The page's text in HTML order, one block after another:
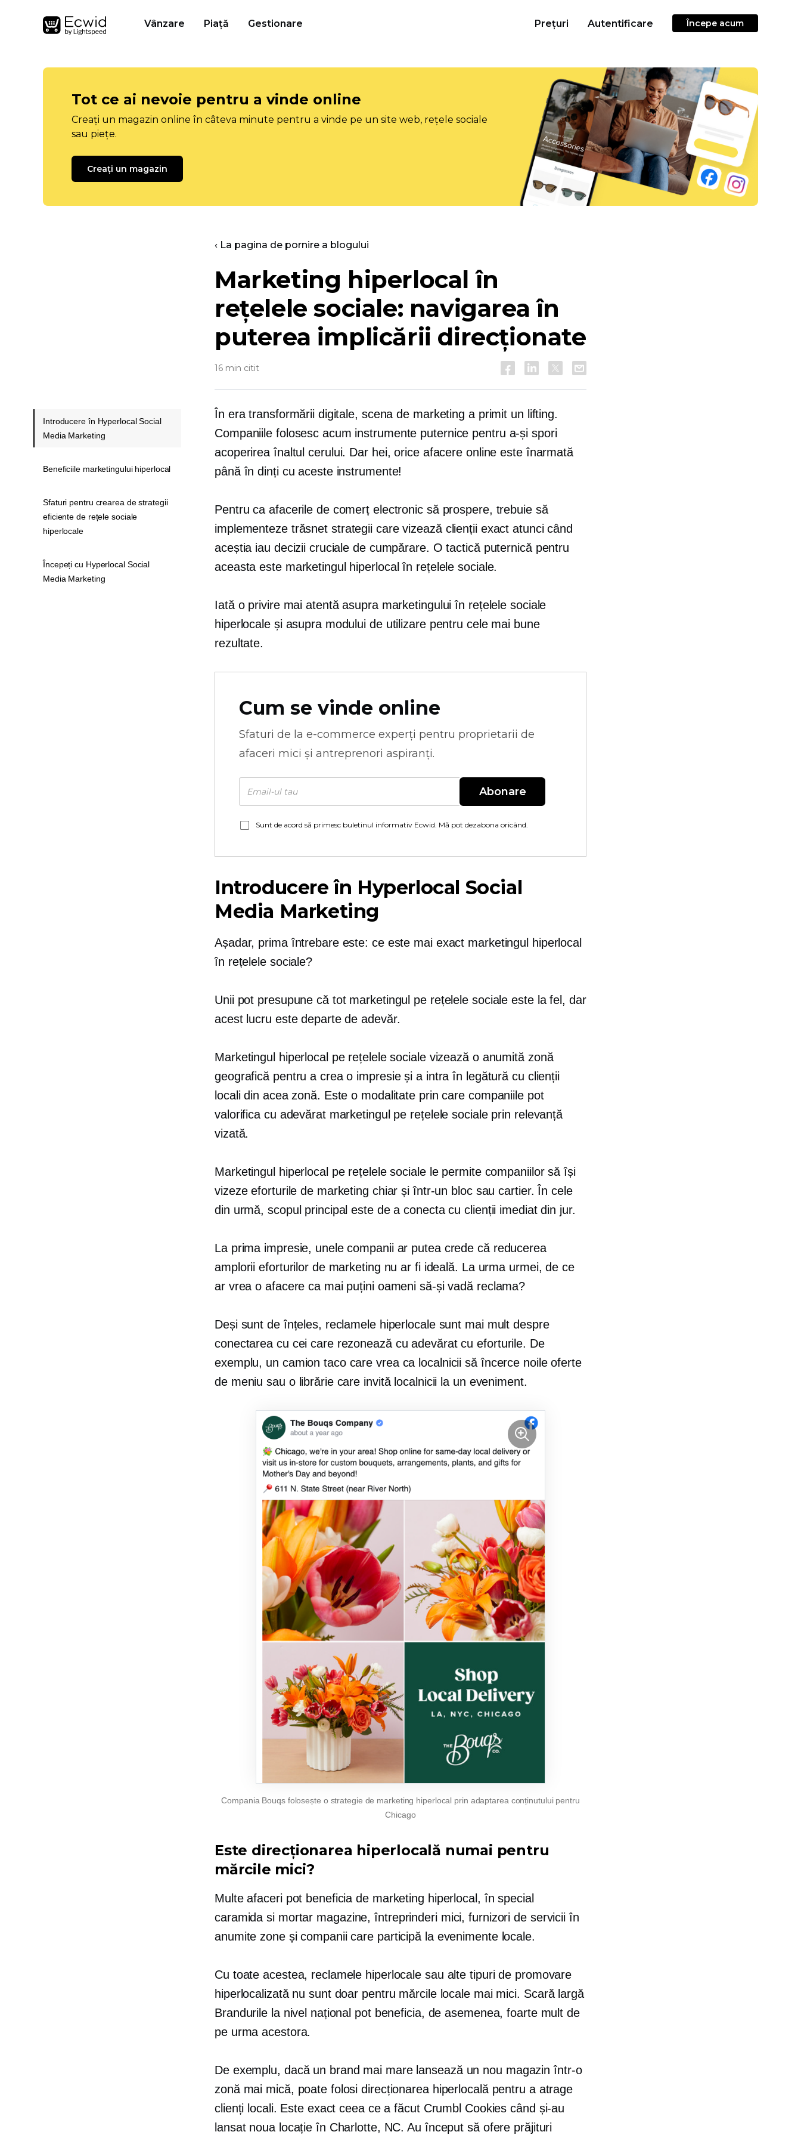
Vânzare Piață Gestionare Prețuri Autentificare Începe acum
Tot ce ai nevoie pentru a vinde online
Creați un magazin online în câteva minute pentru a vinde pe un site web, rețele sociale
sau piețe.
Creați un magazin
‹ La pagina de pornire a blogului
Marketing hiperlocal în
rețelele sociale: navigarea în
puterea implicării direcționate
16 min citit
În era transformării digitale, scena de marketing a primit un lifting.
Companiile folosesc acum instrumente puternice pentru a-și spori
acoperireaînaltul cerului. Dar hei, orice afacere online este înarmată
până în dinți cu aceste instrumente!
Pentru ca afacerile de comerț electronic să prospere, trebuie să
implementeze trăsnet strategii care vizează clienții exact atunci când
aceștia iau decizii cruciale de cumpărare. O tactică puternică pentru
aceasta este marketingul hiperlocal în rețelele sociale.
Iată o privire mai atentă asupra marketingului în rețelele sociale
hiperlocale și asupra modului de utilizare pentru cele mai bune
rezultate.
Cum se vinde online
Sfaturi de la e-commerce experți pentru proprietarii de
afaceri mici și antreprenori aspiranți.
Abonare
Sunt de acord să primesc buletinul informativ Ecwid. Mă pot dezabona oricând.
Introducere în Hyperlocal Social
Media Marketing
Așadar, prima întrebare este: ce este mai exact marketingul hiperlocal
în rețelele sociale?
Unii pot presupune că tot marketingul pe rețelele sociale este la fel, dar
acest lucru este departe de adevăr.
Marketingul hiperlocal pe rețelele sociale vizează o anumită zonă
geografică pentru a crea o impresie și a intra în legătură cu clienții
locali din acea zonă. Este o modalitate prin care companiile pot
valorifica cu adevărat marketingul pe rețelele sociale prin relevanță
vizată.
Marketingul hiperlocal pe rețelele sociale le permite companiilor să își
vizeze eforturile de marketing chiar și într-un bloc sau cartier. În cele
din urmă, scopul principal este de a conecta cu clienții imediat din jur.
La prima impresie, unele companii ar putea crede că reducerea
amplorii eforturilor de marketing nu ar fi ideală. La urma urmei, de ce
ar vrea o afacere ca mai puțini oameni să-și vadă reclama?
Deși sunt de înțeles, reclamele hiperlocale sunt mai mult despre
conectarea cu cei care rezonează cu adevărat cu eforturile. De
exemplu, un camion taco care vrea ca localnicii să încerce noile oferte
de meniu sau o librărie care invită localnicii la un eveniment.
Compania Bouqs folosește o strategie de marketing hiperlocal prin adaptarea conținutului pentru
Chicago
Este direcționarea hiperlocală numai pentru
mărcile mici?
Multe afaceri pot beneficia de marketing hiperlocal, în special
caramida si mortar magazine, întreprinderi mici, furnizori de servicii în
anumite zone și companii care participă la evenimente locale.
Cu toate acestea, reclamele hiperlocale sau alte tipuri de promovare
hiperlocalizată nu sunt doar pentru mărcile locale mai mici. Scară largă
Brandurile la nivel național pot beneficia, de asemenea, foarte mult de
pe urma acestora.
De exemplu, dacă un brand mai mare lansează un nou magazin într-o
zonă mai mică, poate folosi direcționarea hiperlocală pentru a atrage
clienți locali. Este exact ceea ce a făcut Crumbl Cookies când și-au
lansat noua locație în Charlotte, NC. Au început să ofere prăjituri
Introducere în Hyperlocal Social
Media Marketing
Beneficiile marketingului hiperlocal
Sfaturi pentru crearea de strategii
eficiente de rețele sociale
hiperlocale
Începeți cu Hyperlocal Social
Media Marketing